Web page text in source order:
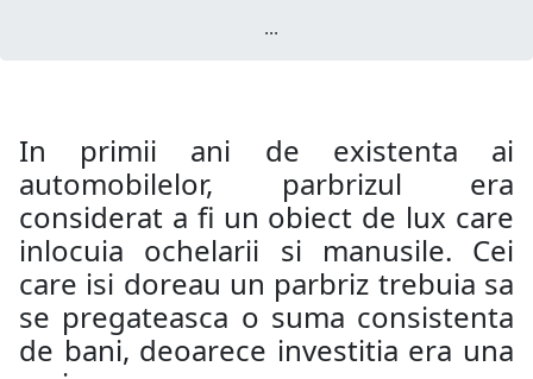
...
In primii ani de existenta ai
automobilelor, parbrizul era
considerat a fi un obiect de lux care
inlocuia ochelarii si manusile. Cei
care isi doreau un parbriz trebuia sa
se pregateasca o suma consistenta
de bani, deoarece investitia era una